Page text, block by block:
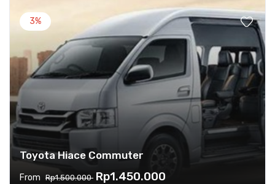
Toyota Hiace Commuter
From Rp1.500.000 Rp1.450.000
3%